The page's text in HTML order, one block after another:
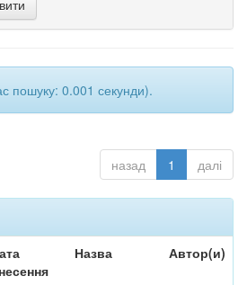
пошуку: 0.001 секунди).
назад 1 далі
Назва Автор(и)